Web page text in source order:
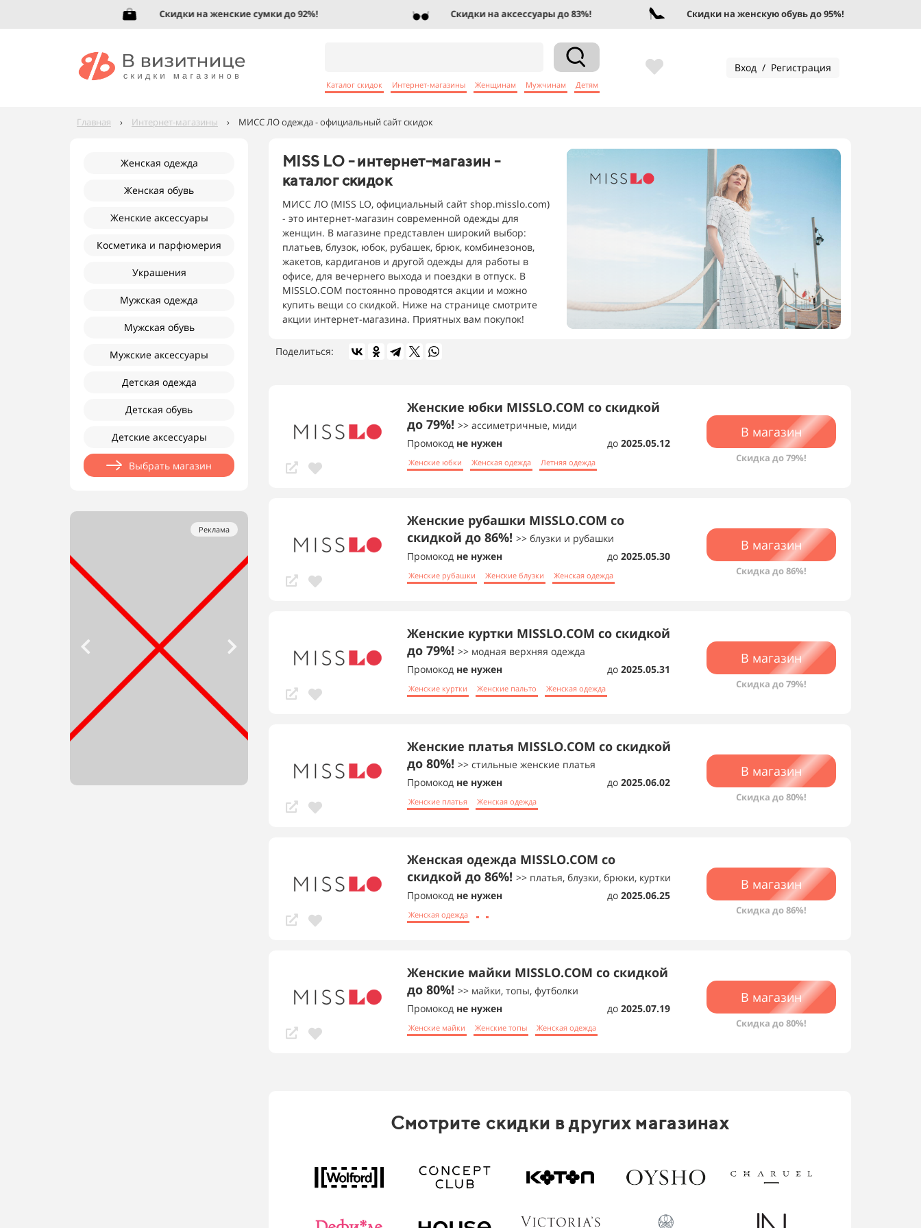
Скидки на женские сумки до 92%! Скидки на аксессуары до 83%! Скидки на женскую обувь до 95%!
Каталог скидок Интернет-магазины Женщинам Мужчинам Детям
Вход / Регистрация
Главная › Интернет-магазины › МИСС ЛО одежда - официальный сайт скидок
Женская одежда
Женская обувь
Женские аксессуары
Косметика и парфюмерия
Украшения
Мужская одежда
Мужская обувь
Мужские аксессуары
Детская одежда
Детская обувь
Детские аксессуары
Выбрать магазин
Реклама
MISS LO - интернет-магазин -
каталог скидок
МИСС ЛО (MISS LO, официальный сайт shop.misslo.com)
- это интернет-магазин современной одежды для
женщин. В магазине представлен широкий выбор:
платьев, блузок, юбок, рубашек, брюк, комбинезонов,
жакетов, кардиганов и другой одежды для работы в
офисе, для вечернего выхода и поездки в отпуск. В
MISSLO.COM постоянно проводятся акции и можно
купить вещи со скидкой. Ниже на странице смотрите
акции интернет-магазина. Приятных вам покупок!
Скидки магазина
Поделиться:
Женские юбки MISSLO.COM со скидкой
до 79%! >> ассиметричные, миди
Промокод не нужен до 2025.05.12
Женские юбки Женская одежда Летняя одежда
В магазин
Скидка до 79%!
Женские рубашки MISSLO.COM со
скидкой до 86%! >> блузки и рубашки
Промокод не нужен до 2025.05.30
Женские рубашки Женские блузки Женская одежда
В магазин
Скидка до 86%!
Женские куртки MISSLO.COM со скидкой
до 79%! >> модная верхняя одежда
Промокод не нужен до 2025.05.31
Женские куртки Женские пальто Женская одежда
В магазин
Скидка до 79%!
Женские платья MISSLO.COM со скидкой
до 80%! >> стильные женские платья
Промокод не нужен до 2025.06.02
Женские платья Женская одежда
В магазин
Скидка до 80%!
Женская одежда MISSLO.COM со
скидкой до 86%! >> платья, блузки, брюки, куртки
Промокод не нужен до 2025.06.25
Женская одежда
В магазин
Скидка до 86%!
Женские майки MISSLO.COM со скидкой
до 80%! >> майки, топы, футболки
Промокод не нужен до 2025.07.19
Женские майки Женские топы Женская одежда
В магазин
Скидка до 80%!
Смотрите скидки в других магазинах